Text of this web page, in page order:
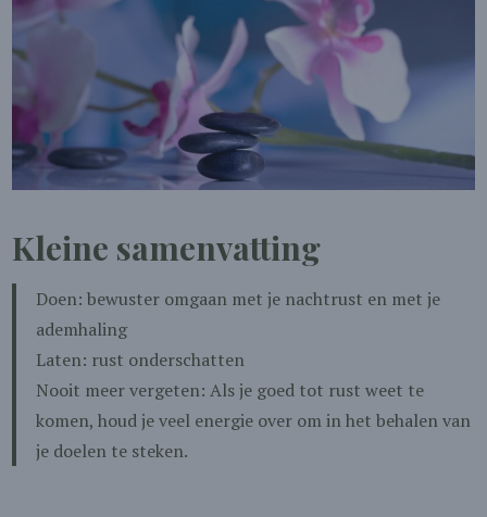
Kleine samenvatting
Doen: bewuster omgaan met je nachtrust en met je
ademhaling
Laten: rust onderschatten
Nooit meer vergeten: Als je goed tot rust weet te
komen, houd je veel energie over om in het behalen van
je doelen te steken.